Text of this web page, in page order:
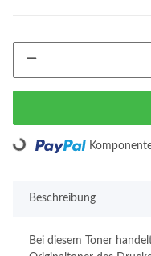
Loading...
Beschreibung
Bei diesem Toner